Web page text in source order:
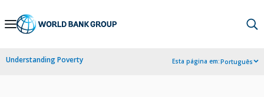
Skip
Navigation
Understanding Poverty Esta página em:Português